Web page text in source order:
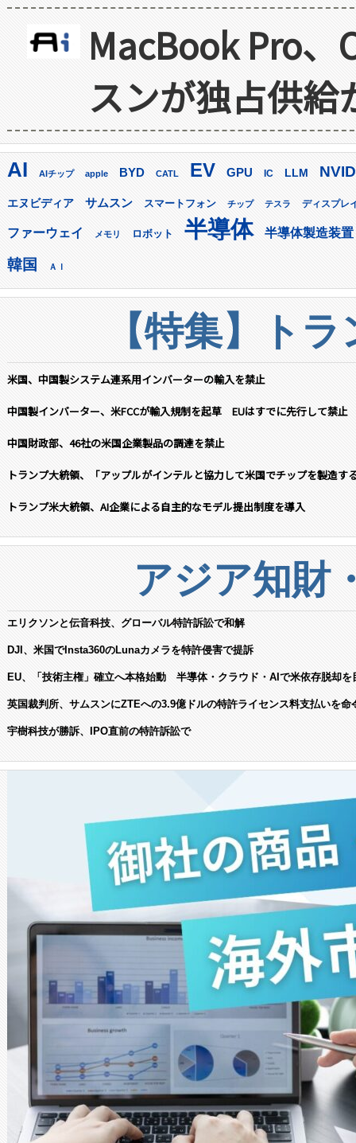
MacBook Pro
スンが独占供給
AI AIチップ apple BYD CATL EV GPU IC LLM
エヌビディア サムスン スマートフォン チップ テスラ ディスプレ
ファーウェイ メモリ ロボット 半導体 半導体製造装置
韓国 ＡＩ
【特集】ト
米国、中国製システム連系用インバーターの輸入を禁止
中国製インバーター、米FCCが輸入規制を起草 EUはすでに先行して禁止
中国財政部、46社の米国企業製品の調達を禁止
トランプ大統領、「アップルがインテルと協力して米国でチップを製造す
トランプ米大統領、AI企業による自主的なモデル提出制度を導入
アジア知財
エリクソンと伝音科技、グローバル特許訴訟で和解
DJI、米国でInsta360のLunaカメラを特許侵害で提訴
EU、「技術主権」確立へ本格始動 半導体・クラウド・AIで米依存脱却を
英国裁判所、サムスンにZTEへの3.9億ドルの特許ライセンス料支払いを命
宇樹科技が勝訴、IPO直前の特許訴訟で